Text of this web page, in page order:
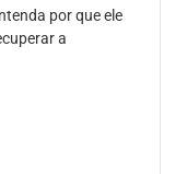
por que ele
a